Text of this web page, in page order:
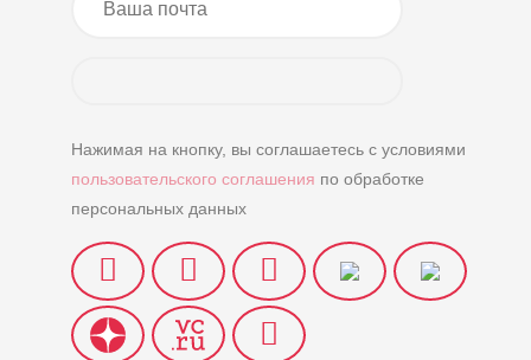
Нажимая на кнопку, вы соглашаетесь с условиями
пользовательского соглашения по обработке
персональных данных